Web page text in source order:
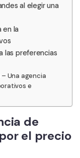
al elegir una
en la
las preferencias
– Una agencia
e
de
el precio